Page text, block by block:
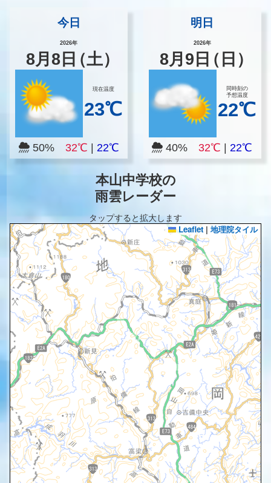
今日
2026年
8月8 日（土）
現在温度
23℃
50% 32℃ 22℃
明日
2026年
8月 9 日（日）
同時刻の
予想温度
22℃
40% 32℃ |22℃
本山中学校の
雨雲レーダー
タップすると拡大します
Leaflet | 地理院タイル